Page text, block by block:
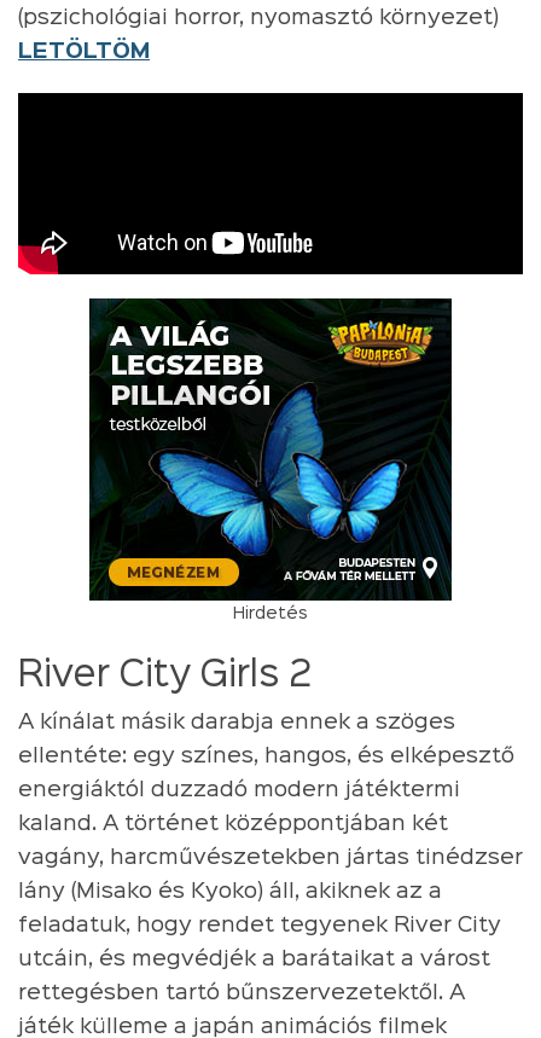
(pszichológiai horror, nyomasztó környezet)
LETÖLTÖM
Hirdetés
River City Girls 2
A kínálat másik darabja ennek a szöges
ellentéte: egy színes, hangos, és elképesztő
energiáktól duzzadó modern játéktermi
kaland. A történet középpontjában két
vagány, harcművészetekben jártas tinédzser
lány (Misako és Kyoko) áll, akiknek az a
feladatuk, hogy rendet tegyenek River City
utcáin, és megvédjék a barátaikat a várost
rettegésben tartó bűnszervezetektől. A
játék külleme a japán animációs filmek